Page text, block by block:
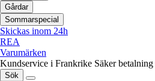
Gårdar
Sommarspecial
Skickas inom 24h
REA
Varumärken
Kundservice i Frankrike Säker betalning
Sök